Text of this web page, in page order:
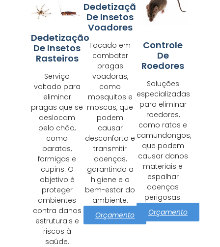
Dedetização
De Insetos
Rasteiros
Serviço
voltado para
eliminar
pragas que se
deslocam
pelo chão,
como
baratas,
formigas e
cupins. O
objetivo é
proteger
ambientes
contra danos
estruturais e
riscos à
saúde.
Dedetização
De Insetos
Voadores
Focado em
combater
pragas
voadoras,
como
mosquitos e
moscas, que
podem
causar
desconforto e
transmitir
doenças,
garantindo a
higiene e o
bem-estar do
ambiente.
Orçamento
Controle
De
Roedores
Soluções
especializadas
para eliminar
roedores,
como ratos e
camundongos,
que podem
causar danos
materiais e
espalhar
doenças
perigosas.
Orçamento